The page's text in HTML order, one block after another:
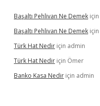
Başaltı Pehlivan Ne Demek için
Başaltı Pehlivan Ne Demek için
Türk Hat Nedir için admin
Türk Hat Nedir için Ömer
Banko Kasa Nedir için admin